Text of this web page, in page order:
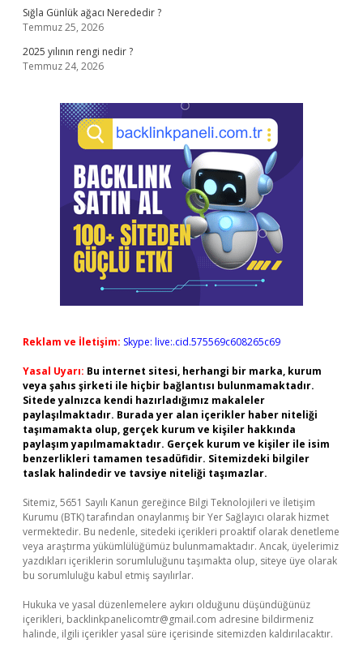
Sığla Günlük ağacı Nerededir ?
Temmuz 25, 2026
2025 yılının rengi nedir ?
Temmuz 24, 2026
Reklam ve İletişim: Skype: live:.cid.575569c608265c69
Yasal Uyarı: Bu internet sitesi, herhangi bir marka, kurum
veya şahıs şirketi ile hiçbir bağlantısı bulunmamaktadır.
Sitede yalnızca kendi hazırladığımız makaleler
paylaşılmaktadır. Burada yer alan içerikler haber niteliği
taşımamakta olup, gerçek kurum ve kişiler hakkında
paylaşım yapılmamaktadır. Gerçek kurum ve kişiler ile isim
benzerlikleri tamamen tesadüfidir. Sitemizdeki bilgiler
taslak halindedir ve tavsiye niteliği taşımazlar.
Sitemiz, 5651 Sayılı Kanun gereğince Bilgi Teknolojileri ve İletişim
Kurumu (BTK) tarafından onaylanmış bir Yer Sağlayıcı olarak hizmet
vermektedir. Bu nedenle, sitedeki içerikleri proaktif olarak denetleme
veya araştırma yükümlülüğümüz bulunmamaktadır. Ancak, üyelerimiz
yazdıkları içeriklerin sorumluluğunu taşımakta olup, siteye üye olarak
bu sorumluluğu kabul etmiş sayılırlar.
Hukuka ve yasal düzenlemelere aykırı olduğunu düşündüğünüz
içerikleri, backlinkpanelicomtr@gmail.com adresine bildirmeniz
halinde, ilgili içerikler yasal süre içerisinde sitemizden kaldırılacaktır.